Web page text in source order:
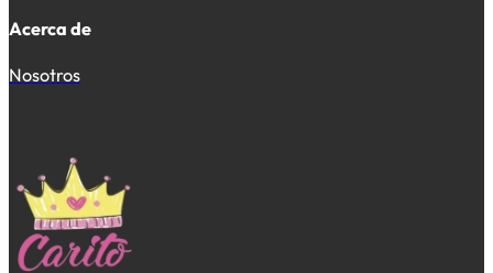
Acerca de
Nosotros